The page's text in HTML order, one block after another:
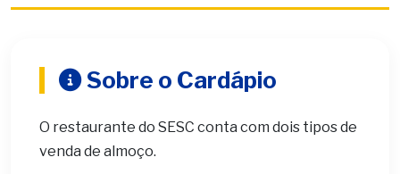
Sobre o Cardápio
O restaurante do SESC conta com dois tipos de
venda de almoço.